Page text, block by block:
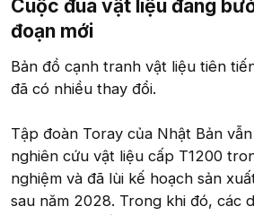
Cuộc đua vật liệu đang
đoạn mới
Bản đồ cạnh tranh vật liệu tiên
đã có nhiều thay đổi.
Tập đoàn Toray của Nhật Bản
nghiên cứu vật liệu cấp T1200
nghiệm và đã lùi kế hoạch sản
sau năm 2028. Trong khi đó, các